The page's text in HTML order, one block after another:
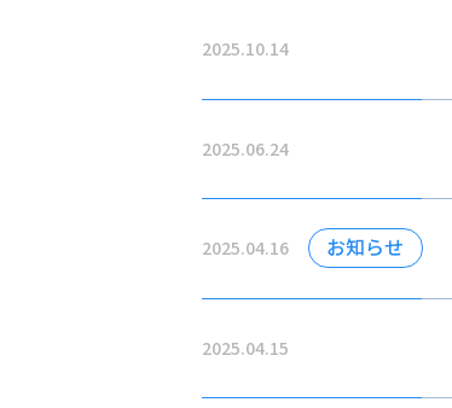
2025.10.14
2025.06.24
2025.04.16 お知らせ
2025.04.15